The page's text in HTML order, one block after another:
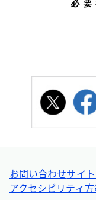
お問い合わせサイ
アクセシビリティ